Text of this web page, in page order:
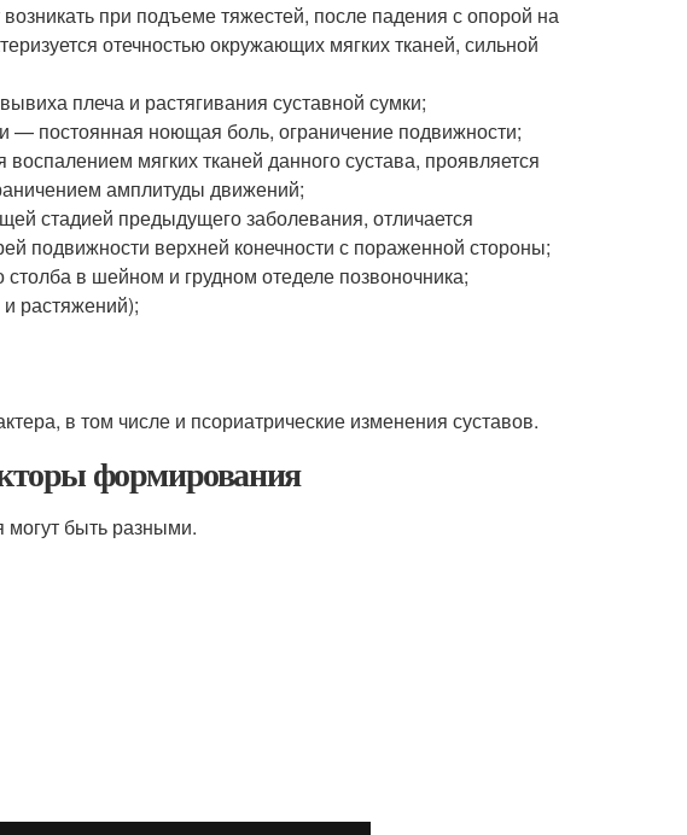
при подъеме тяжестей, после падения с опорой на
отечностью окружающих мягких тканей, сильной
плеча и растягивания суставной сумки;
— постоянная ноющая боль, ограничение подвижности;
мягких тканей данного сустава, проявляется
амплитуды движений;
стадией предыдущего заболевания, отличается
подвижности верхней конечности с пораженной стороны;
в шейном и грудном отеделе позвоночника;
растяжений);
в том числе и псориатрические изменения суставов.
формирования
могут быть разными.